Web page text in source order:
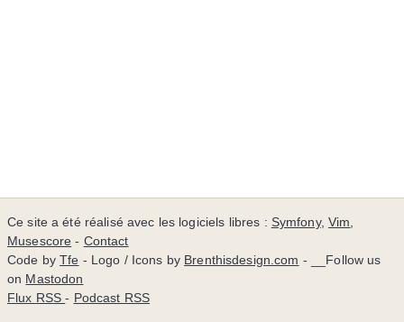
Ce site a été réalisé avec les logiciels libres : Symfony,Vim,
Musescore - Contact
Code byTfe - Logo / Icons by Brenthisdesign.com - __Follow us
on Mastodon
Flux RSS- Podcast RSS